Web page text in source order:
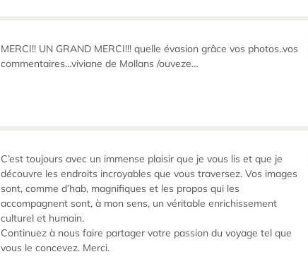
MERCI!! UN GRAND MERCI!!! quelle évasion grâce vos photos..vos
commentaires…viviane de Mollans /ouveze…
C’est toujours avec un immense plaisir que je vous lis et que je
découvre les endroits incroyables que vous traversez. Vos images
sont, comme d’hab, magnifiques et les propos qui les
accompagnent sont, à mon sens, un véritable enrichissement
culturel et humain.
Continuez à nous faire partager votre passion du voyage tel que
vous le concevez. Merci.